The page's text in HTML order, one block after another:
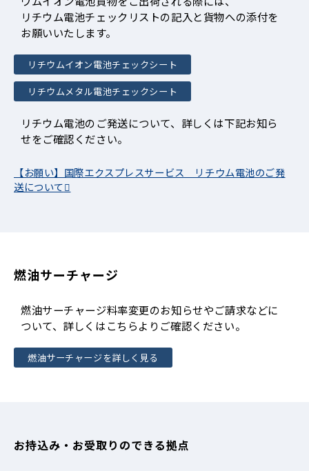
リチウム電池チェックリストの記入と貨物への添付を
お願いいたします。
リチウムイオン電池チェックシート
リチウムメタル電池チェックシート
リチウム電池のご発送について、詳しくは下記お知ら
せをご確認ください。
【お願い】国際エクスプレスサービス リチウム電池のご発
送について
燃油サーチャージ
燃油サーチャージ料率変更のお知らせやご請求などに
ついて、詳しくはこちらよりご確認ください。
燃油サーチャージを詳しく見る
お持込み・お受取りのできる拠点